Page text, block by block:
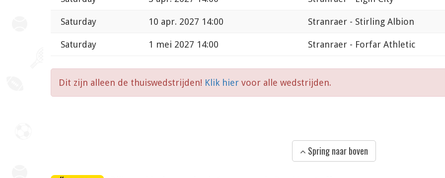
Saturday 10 apr. 2027 14:00 Stranraer - Stirling Albion
Saturday 1 mei 2027 14:00 Stranraer - Forfar Athletic
Dit zijn alleen de thuiswedstrijden! Klik hier voor alle wedstrijden.
Spring naar boven